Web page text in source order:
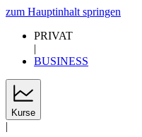
zum Hauptinhalt springen
PRIVAT
|
BUSINESS
Kurse
|